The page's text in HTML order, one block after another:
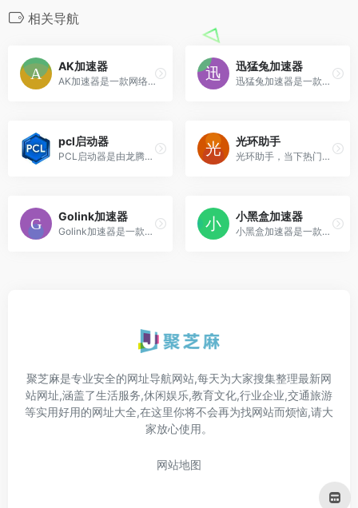
相关导航
AK加速器
AK加速器是一款网络优化工具，专为游戏玩家设计。它通过智能路由技术和全球服务器节点
迅猛兔加速器
迅猛兔加速器是一款专为手机游戏设计的网络优化工具，主打“免费+高效”两大特点。其核心功能是通过智能路由技术
pcl启动器
PCL启动器是由龙腾猫跃开发的《我的世界》游戏工具，支持离线/正版启动，并集成Mod、皮肤及整合包下载安装功能，方便玩家使用。
光环助手
光环助手，当下热门游戏下载，还有便捷的网游加速功能和深度的问答社区，硬核攻略，新游预约，游戏礼包等一站式服务，打造优质的玩家分享生态
Golink加速器
Golink加速器是一款专为游戏设计的优化工具，核心功能是通过智能技术解决玩家常见的网络问题。
小黑盒加速器
小黑盒加速器是一款专注于全球专线加速的网络优化工具，主要用于解决海外游戏连接中的高延迟、卡顿和掉线问题。
聚芝麻是专业安全的网址导航网站,每天为大家搜集整理最新网
站网址,涵盖了生活服务,休闲娱乐,教育文化,行业企业,交通旅游
等实用好用的网址大全,在这里你将不会再为找网站而烦恼,请大
家放心使用。
网站地图